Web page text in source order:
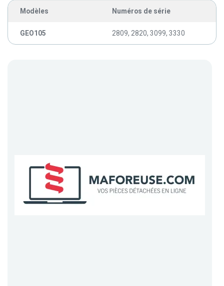
Modèles Numéros de série
GEO105 2809, 2820, 3099, 3330